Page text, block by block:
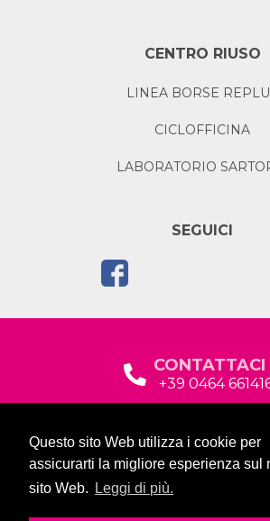
Questo sito Web utilizza i cookie per
assicurarti la migliore esperienza sul
sito Web.
Leggi di più.
CENTRO RIUSO
LINEA BORSE
CICLOFFICINA
LABORATORIO
SEGUICI
CONTATTACI
+39 0464
Via Baltera, 19
38066 Riva del Garda (TN)